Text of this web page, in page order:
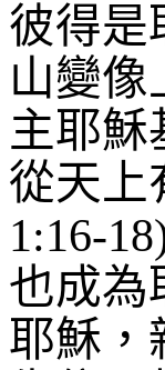
彼得是
山變像
主耶穌
從天上
1:16-
也成為
耶穌，